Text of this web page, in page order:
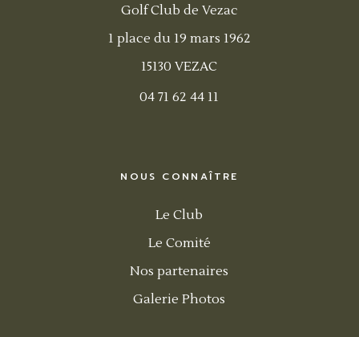
Golf Club de Vezac
1 place du 19 mars 1962
15130 VEZAC
04 71 62 44 11
NOUS CONNAÎTRE
Le Club
Le Comité
Nos partenaires
Galerie Photos